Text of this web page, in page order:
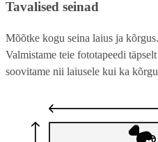
Tavalised seinad
Mõõtke kogu seina laius ja
Valmistame teie fototapeedi
soovitame nii laiusele kui ka